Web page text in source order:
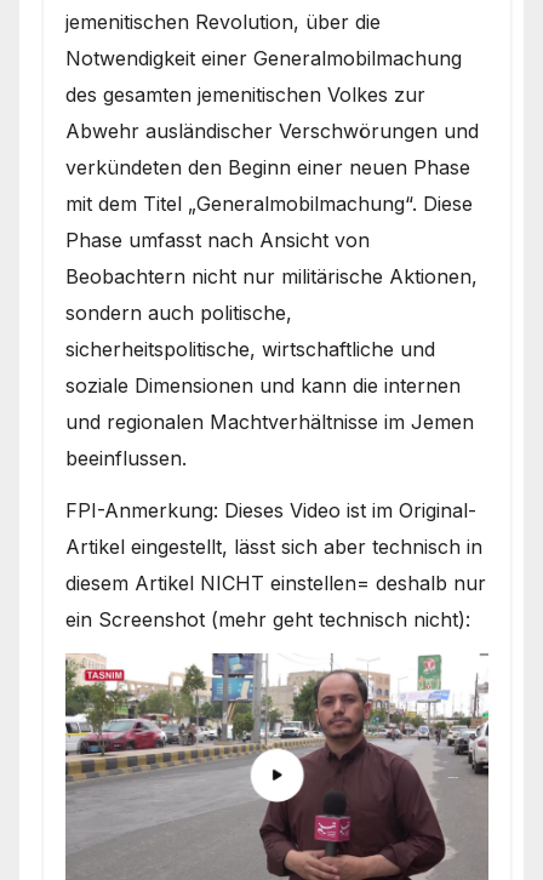
jemenitischen Revolution, über die
Notwendigkeit einer Generalmobilmachung
des gesamten jemenitischen Volkes zur
Abwehr ausländischer Verschwörungen und
verkündeten den Beginn einer neuen Phase
mit dem Titel „Generalmobilmachung“. Diese
Phase umfasst nach Ansicht von
Beobachtern nicht nur militärische Aktionen,
sondern auch politische,
sicherheitspolitische, wirtschaftliche und
soziale Dimensionen und kann die internen
und regionalen Machtverhältnisse im Jemen
beeinflussen.
FPI-Anmerkung: Dieses Video ist im Original-
Artikel eingestellt, lässt sich aber technisch in
diesem Artikel NICHT einstellen= deshalb nur
ein Screenshot (mehr geht technisch nicht):